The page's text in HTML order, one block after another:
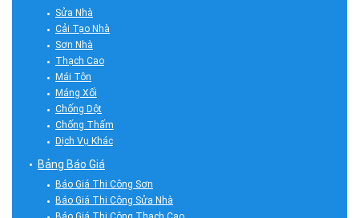
Sửa Nhà
Cải Tạo Nhà
Sơn Nhà
Thạch Cao
Mái Tôn
Máng Xối
Chống Dột
Chống Thấm
Dịch Vụ Khác
Bảng Báo Giá
Báo Giá Thi Công Sơn
Báo Giá Thi Công Sửa Nhà